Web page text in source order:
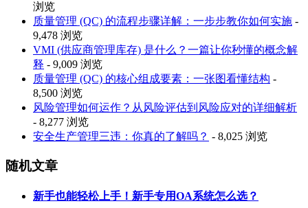
浏览
质量管理 (QC) 的流程步骤详解：一步步教你如何实施 -
9,478 浏览
VMI (供应商管理库存) 是什么？一篇让你秒懂的概念解
释 - 9,009 浏览
质量管理 (QC) 的核心组成要素：一张图看懂结构 -
8,500 浏览
风险管理如何运作？从风险评估到风险应对的详细解析
- 8,277 浏览
安全生产管理三违：你真的了解吗？ - 8,025 浏览
随机文章
新手也能轻松上手！新手专用OA系统怎么选？